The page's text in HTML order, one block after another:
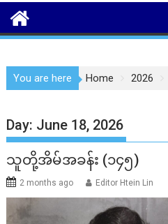
You are here Home 2026
Day: June 18, 2026
သူတို့အိမ်အခန်း (၁၄၅)
2 months ago Editor Htein Lin